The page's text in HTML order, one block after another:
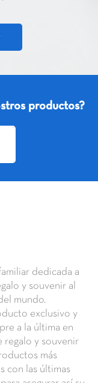
productos?
dedicada a
y souvenir al
mundo.
exclusivo y
a la última en
y souvenir
más
con las últimas